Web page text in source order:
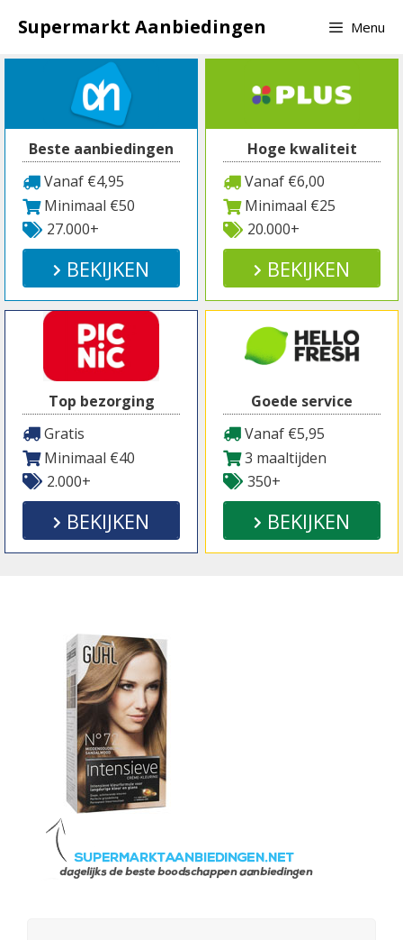
naar
inhoud
Supermarkt Aanbiedingen Menu
Beste aanbiedingen
Vanaf €4,95
Minimaal €50
27.000+
BEKIJKEN
Hoge kwaliteit
Vanaf €6,00
Minimaal €25
20.000+
BEKIJKEN
Top bezorging
Gratis
Minimaal €40
2.000+
BEKIJKEN
Goede service
Vanaf €5,95
3 maaltijden
350+
BEKIJKEN